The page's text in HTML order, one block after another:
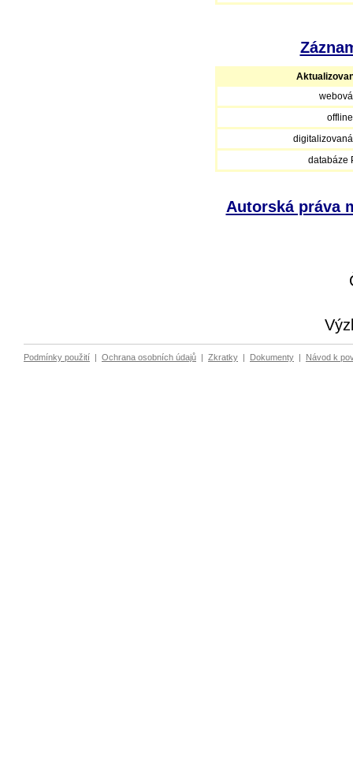
databáze
Autorská práva
Podmínky použití | Ochrana osobních údajů | Zkratky | Dokumenty | Návod k